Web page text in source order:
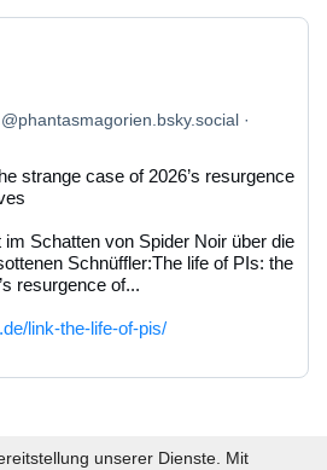
@phantasmagorien.bsky.social
strange case of 2026’s resurgence
Schatten von Spider Noir über die
Schnüffler:The life of PIs: the
resurgence of...
link-the-life-of-pis/
unserer Dienste. Mit